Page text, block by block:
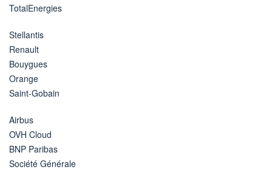
TotalEnergies
Stellantis
Renault
Bouygues
Orange
Saint-Gobain
Airbus
OVH Cloud
BNP Paribas
Société Générale